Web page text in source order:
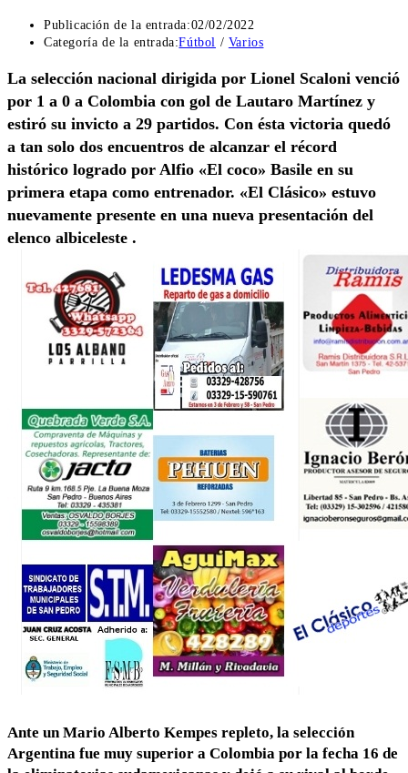
Publicación de la entrada:02/02/2022
Categoría de la entrada:Fútbol / Varios
La selección nacional dirigida por Lionel Scaloni venció
por 1 a 0 a Colombia con gol de Lautaro Martínez y
estiró su invicto a 29 partidos. Con ésta victoria quedó
a tan solo dos encuentros de alcanzar el récord
histórico logrado por Alfio «El coco» Basile en su
primera etapa como entrenador. «El Clásico» estuvo
nuevamente presente en una nueva presentación del
elenco albiceleste .
Ante un Mario Alberto Kempes repleto, la selección
Argentina fue muy superior a Colombia por la fecha 16 de